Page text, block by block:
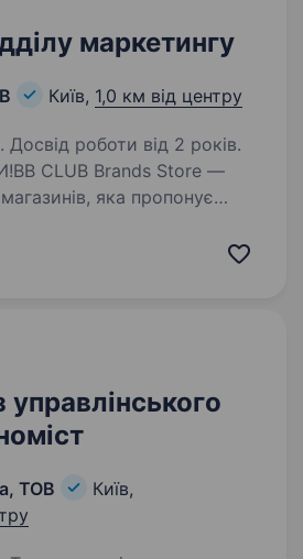
маркетингу
Київ, 1,0 км від центру
Досвід роботи від 2 років.
CLUB Brands Store —
яка пропонує
стиль, вигідний шопінг
управлінського
ТОВ
Київ,